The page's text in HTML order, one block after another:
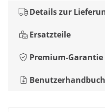
Details zur
Ersatzteile
Premium-Garantie
Benutzerhandbuch